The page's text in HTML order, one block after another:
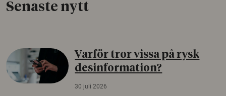
Senaste nytt
Varför tror vissa på rysk
desinformation?
30 juli 2026